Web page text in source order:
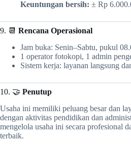
Keuntungan bersih: ± Rp
9. 📆 Rencana Operasional
Jam buka: Senin–Sabtu, pukul
1 operator fotokopi, 1 admin
Sistem kerja: layanan langsung
10. 🤝 Penutup
Usaha ini memiliki peluang besar dan
dengan aktivitas pendidikan dan
mengelola usaha ini secara profesional
terbaik.